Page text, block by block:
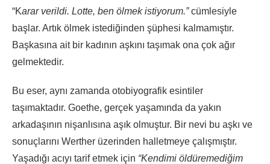
“Karar verildi. Lotte, ben ölmek istiyorum.”cümlesiyle
başlar. Artık ölmek istediğinden şüphesi kalmamıştır.
Başkasına ait bir kadının aşkını taşımak ona çok ağır
gelmektedir.
Bu eser, aynı zamanda otobiyografik esintiler
taşımaktadır. Goethe, gerçek yaşamında da yakın
arkadaşının nişanlısına aşık olmuştur. Bir nevi bu aşkı ve
sonuçlarını Werther üzerinden halletmeye çalışmıştır.
Yaşadığı acıyı tarif etmek için “Kendimi öldüremediğim